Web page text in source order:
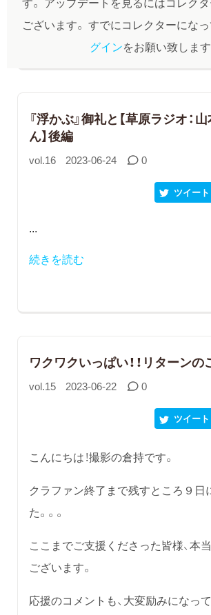
ございます。 すでにコレクターにな
グインをお願い致します
『浮かぶ』御礼と【草原ラジオ：
ん】後編
vol.16 2023-06-24 0
ツイート
...
続きを読む
ワクワクいっぱい！！リターンの
vol.15 2023-06-22 0
ツイート
こんにちは！撮影の倉持です。
クラファン終了まで残すところ９日
た。。。
ここまでご支援くださった皆様、本
ございます。
応援のコメントも、大変励みになっ